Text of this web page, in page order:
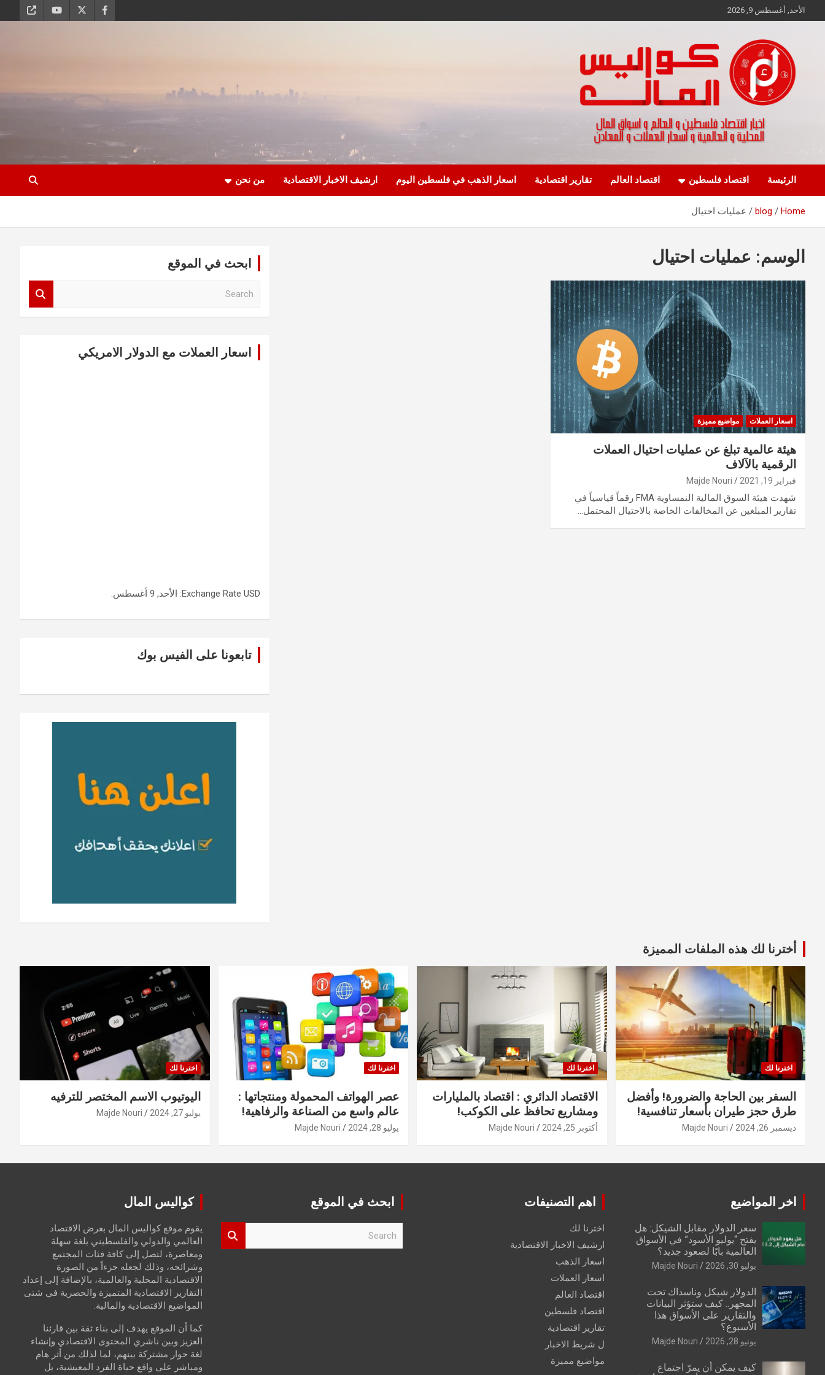
to
الأحد, أغسطس 9, 2026
كواليس المال
الرئيسة اقتصاد فلسطين اقتصاد العالم تقارير اقتصادية اسعار الذهب في فلسطين اليوم ارشيف الاخبار الاقتصادية من نحن
Home
blog عمليات احتيال
الوسم: عمليات احتيال
اسعار العملات مواضيع مميزة
هيئة عالمية تبلغ عن عمليات احتيال العملات
الرقمية بالآلاف
فبراير 19, 2021 Majde Nouri
شهدت هيئة السوق المالية النمساوية FMA رقماً قياسياً في
تقارير المبلغين عن المخالفات الخاصة بالاحتيال المحتمل…
ابحث في الموقع
اسعار العملات مع الدولار الامريكي
Exchange Rate USD : الأحد, 9 أغسطس.
تابعونا على الفيس بوك
أخترنا لك هذه الملفات المميزة
اخترنا لك
السفر بين الحاجة والضرورة! وأفضل
طرق حجز طيران بأسعار تنافسية!
ديسمبر 26, 2024 Majde Nouri
اخترنا لك
الاقتصاد الدائري : اقتصاد بالمليارات
ومشاريع تحافظ على الكوكب!
أكتوبر 25, 2024 Majde Nouri
اخترنا لك
عصر الهواتف المحمولة ومنتجاتها :
عالم واسع من الصناعة والرفاهية!
يوليو 28, 2024 Majde Nouri
اخترنا لك
اليوتيوب الاسم المختصر للترفيه
يوليو 27, 2024 Majde Nouri
اخر المواضيع
سعر الدولار مقابل الشيكل: هل
يفتح “يوليو الأسود” في الأسواق
العالمية بابًا لصعود جديد؟
يوليو 30, 2026 Majde Nouri
الدولار شيكل وناسداك تحت
المجهر.. كيف ستؤثر البيانات
والتقارير على الأسواق هذا
الأسبوع؟
يونيو 28, 2026 Majde Nouri
كيف يمكن أن يمرّ اجتماع
اهم التصنيفات
اخترنا لك
ارشيف الاخبار الاقتصادية
اسعار الذهب
اسعار العملات
اقتصاد العالم
اقتصاد فلسطين
تقارير اقتصادية
ل شريط الاخبار
مواضيع مميزة
ابحث في الموقع كواليس المال
يقوم موقع كواليس المال بعرض الاقتصاد
العالمي والدولي والفلسطيني بلغة سهلة
ومعاصرة، لتصل إلى كافة فئات المجتمع
وشرائحه، وذلك لجعله جزءاً من الصورة
الاقتصادية المحلية والعالمية، بالإضافة إلى إعداد
التقارير الاقتصادية المتميزة والحصرية في شتى
المواضيع الاقتصادية والمالية.
كما أن الموقع يهدف إلى بناء ثقة بين قارئنا
العزيز وبين ناشري المحتوى الاقتصادي وإنشاء
لغة حوار مشتركة بينهم، لما لذلك من أثر هام
ومباشر على واقع حياة الفرد المعيشية، بل